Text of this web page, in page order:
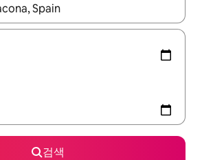
래 화살표 키를 사용하거나 터치 또는 스와이
검색